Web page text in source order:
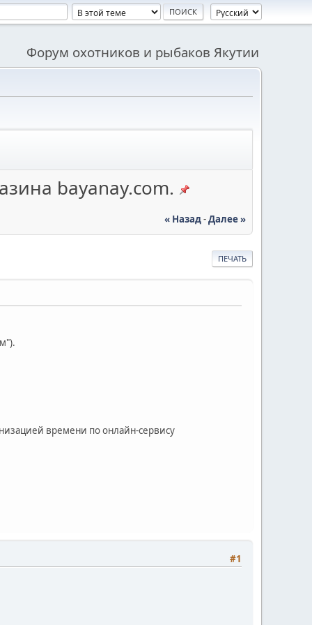
Форум охотников и рыбаков Якутии
bayanay.com.
« Назад-Далее »
ПЕЧАТЬ
времени по онлайн-сервису
#1